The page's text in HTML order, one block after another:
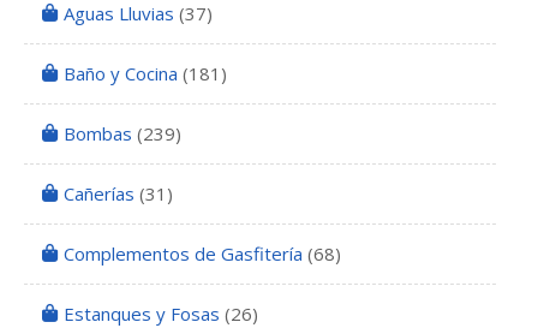
Aguas Lluvias (37)
Baño y Cocina (181)
Bombas (239)
Cañerías (31)
Complementos de Gasfitería (68)
Estanques y Fosas (26)